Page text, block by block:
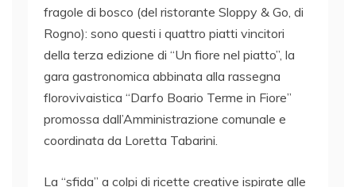
fragole di bosco (del ristorante Sloppy & Go, di
Rogno): sono questi i quattro piatti vincitori
della terza edizione di “Un fiore nel piatto”, la
gara gastronomica abbinata alla rassegna
florovivaistica “Darfo Boario Terme in Fiore”
promossa dall’Amministrazione comunale e
coordinata da Loretta Tabarini.
La “sfida” a colpi di ricette creative ispirate alle